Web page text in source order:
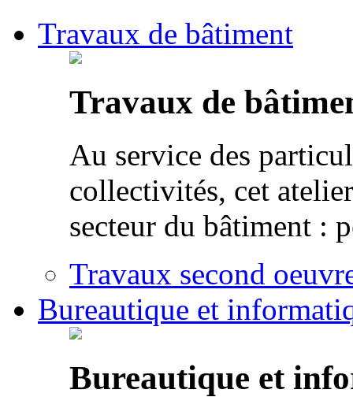
Travaux de bâtiment
Travaux de
Au service des
collectivités, cet
secteur du bâtiment :
Travaux second
Bureautique et
Bureautique et